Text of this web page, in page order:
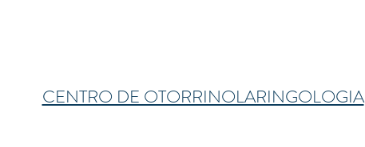
CENTRO DE OTORRINOLARINGOLOGIA